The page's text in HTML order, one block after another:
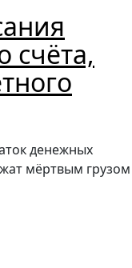
счёта,
денежных
мёртвым грузом